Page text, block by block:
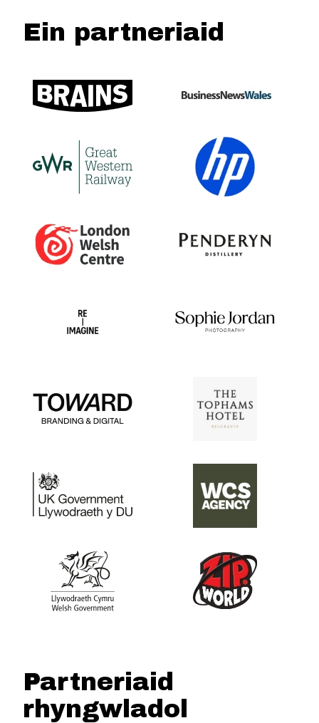
Ein partneriaid
Partneriaid
rhyngwladol